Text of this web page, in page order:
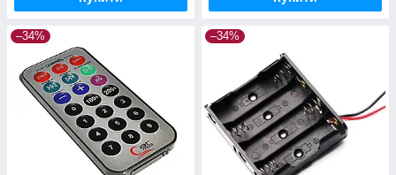
–34% –34%